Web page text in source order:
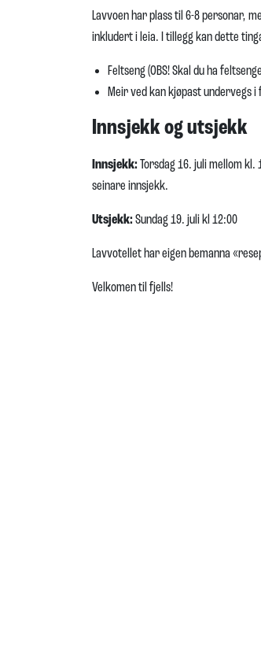
Lavvoen har plass til 6-8 personar,
inkludert i leia. I tillegg kan dette
Feltseng (OBS! Skal du ha
Meir ved kan kjøpast undervegs i
Innsjekk og utsjekk
Innsjekk:Torsdag 16. juli mellom kl.
seinare innsjekk.
Utsjekk:Sundag 19. juli kl 12:00
Lavvotellet har eigen bemanna
Velkomen til fjells!